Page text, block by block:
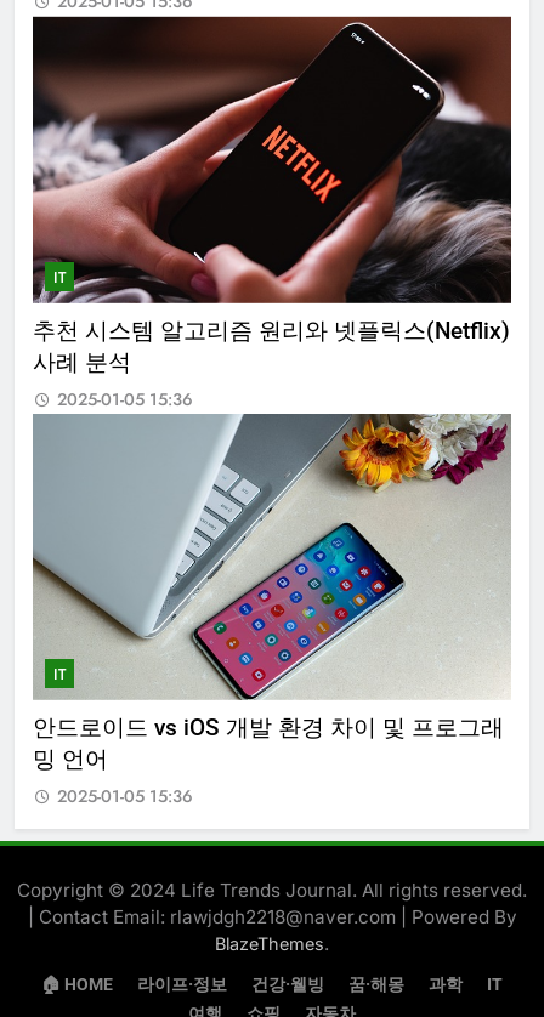
IT
추천 시스템 알고리즘 원리와 넷플릭스(Netflix)
사례 분석
2025-01-05 15:36
IT
안드로이드 vs iOS 개발 환경 차이 및 프로그래
밍 언어
2025-01-05 15:36
Copyright © 2024 Life Trends Journal. All rights reserved.
| Contact Email: rlawjdgh2218@naver.com | Powered By
BlazeThemes.
🏠︎ HOME 라이프·정보 건강·웰빙 꿈·해몽 과학
IT